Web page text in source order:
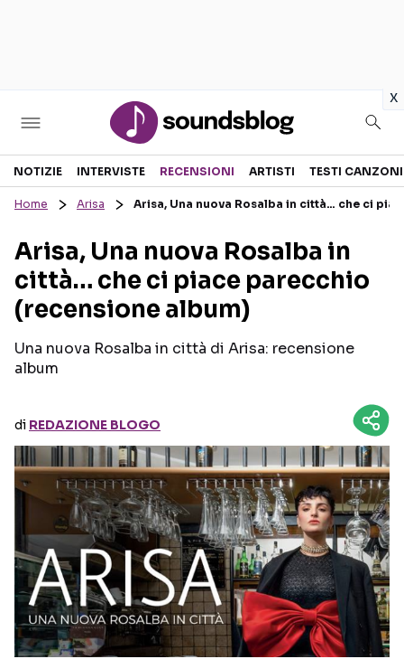
x
Sezioni
RECENSIONI MUSICALI
INTERVISTE
GOSSIP E CURIOSITÀ
TESTI CANZONI
TOUR ED EVENTI
TALENT SHOW
Seguici sui social
NOTIZIE INTERVISTE RECENSIONI ARTISTI TESTI CANZONI
Home Arisa Arisa, Una nuova Rosalba in città… che ci
Arisa, Una nuova Rosalba in
città… che ci piace parecchio
(recensione album)
Una nuova Rosalba in città di Arisa: recensione
album
di REDAZIONE BLOGO